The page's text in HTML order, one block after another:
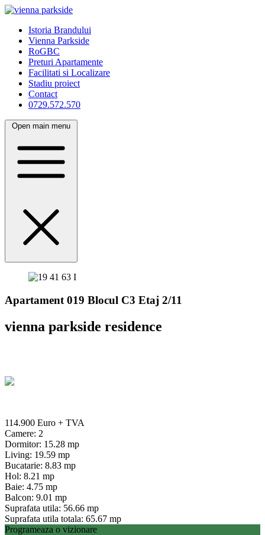
Istoria Brandului
Vienna Parkside
RoGBC
Preturi Apartamente
Facilitati si Localizare
Stadiu proiect
Contact
0729.572.570
Open main menu
Apartament 019 Blocul C3 Etaj 2/11
vienna parkside residence
114.900 Euro + TVA
Camere: 2
Dormitor: 15.28 mp
Living: 19.59 mp
Bucatarie: 8.83 mp
Hol: 8.21 mp
Baie: 4.75 mp
Balcon: 9.01 mp
Suprafata utila: 56.66 mp
Suprafata utila totala: 65.67 mp
Programeaza o vizionare